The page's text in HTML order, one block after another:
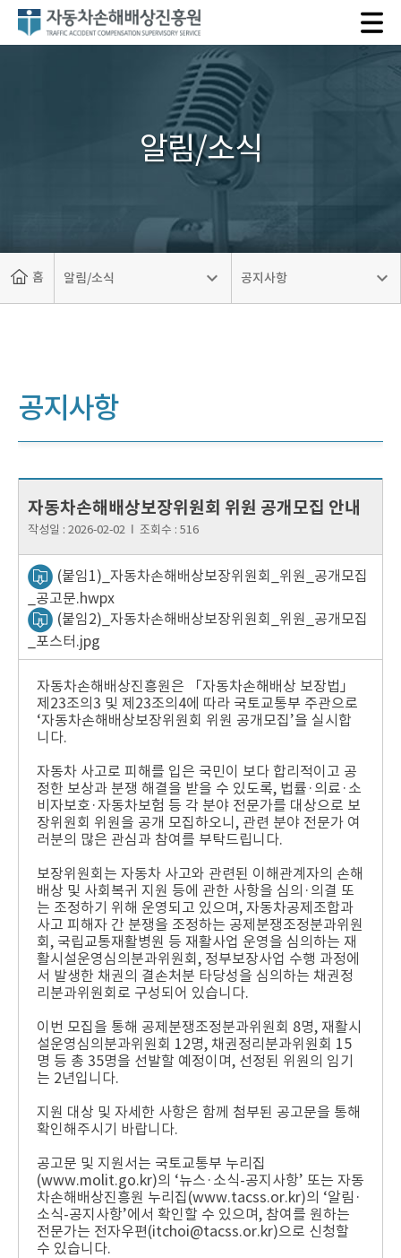
자
알림/소식
홈 알림/소식 공지사항
공지사항
자동차손해배상보장위원회 위원 공개모집 안내
작성일 : 2026-02-02 Ι 조회수 : 516
(붙임1)_자동차손해배상보장위원회_위원_공개모집
_공고문.hwpx
(붙임2)_자동차손해배상보장위원회_위원_공개모집
_포스터.jpg
자동차손해배상진흥원은 「자동차손해배상 보장법」
제23조의3 및 제23조의4에 따라 국토교통부 주관으로
‘자동차손해배상보장위원회 위원 공개모집’을 실시합
니다.
자동차 사고로 피해를 입은 국민이 보다 합리적이고 공
정한 보상과 분쟁 해결을 받을 수 있도록, 법률·의료·소
비자보호·자동차보험 등 각 분야 전문가를 대상으로 보
장위원회 위원을 공개 모집하오니, 관련 분야 전문가 여
러분의 많은 관심과 참여를 부탁드립니다.
보장위원회는 자동차 사고와 관련된 이해관계자의 손해
배상 및 사회복귀 지원 등에 관한 사항을 심의·의결 또
는 조정하기 위해 운영되고 있으며, 자동차공제조합과
사고 피해자 간 분쟁을 조정하는 공제분쟁조정분과위원
회, 국립교통재활병원 등 재활사업 운영을 심의하는 재
활시설운영심의분과위원회, 정부보장사업 수행 과정에
서 발생한 채권의 결손처분 타당성을 심의하는 채권정
리분과위원회로 구성되어 있습니다.
이번 모집을 통해 공제분쟁조정분과위원회 8명, 재활시
설운영심의분과위원회 12명, 채권정리분과위원회 15
명 등 총 35명을 선발할 예정이며, 선정된 위원의 임기
는 2년입니다.
지원 대상 및 자세한 사항은 함께 첨부된 공고문을 통해
확인해주시기 바랍니다.
공고문 및 지원서는 국토교통부 누리집
(www.molit.go.kr)의 ‘뉴스·소식-공지사항’ 또는 자동
차손해배상진흥원 누리집(www.tacss.or.kr)의 ‘알림·
소식-공지사항’에서 확인할 수 있으며, 참여를 원하는
전문가는 전자우편(itchoi@tacss.or.kr)으로 신청할
수 있습니다.